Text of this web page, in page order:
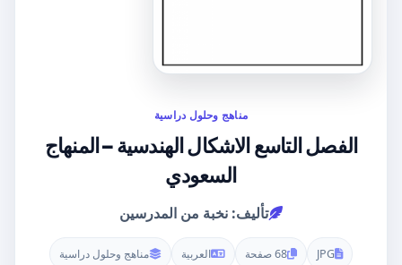
مناهج وحلول دراسية
الفصل التاسع الاشكال الهندسية – المنهاج
السعودي
تأليف: نخبة من المدرسين
JPG 68 صفحة العربية مناهج وحلول دراسية